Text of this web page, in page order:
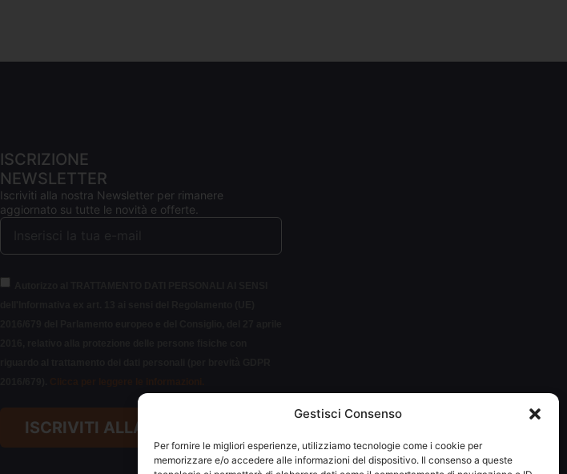
Gestisci Consenso
Per fornire le migliori esperienze, utilizziamo tecnologie come i cookie per
memorizzare e/o accedere alle informazioni del dispositivo. Il consenso a queste
ISCRIZIONE
NEWSLETTER
Iscriviti alla nostra Newsletter per rimanere
aggiornato su tutte le novità e offerte.
ISCRIVITI ALLA NEWSLETTER